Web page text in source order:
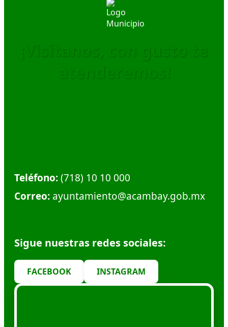
¡Visítanos, con gusto te
atenderemos!
Teléfono:(718) 10 10 000
Correo: ayuntamiento@acambay.gob.mx
Sigue nuestras redes sociales:
FACEBOOK INSTAGRAM